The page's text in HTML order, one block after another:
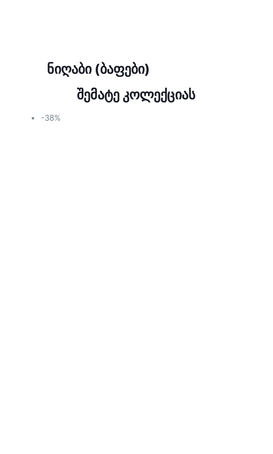
ნიღაბი (ბაფები)
შემატე კოლექციას
-38%